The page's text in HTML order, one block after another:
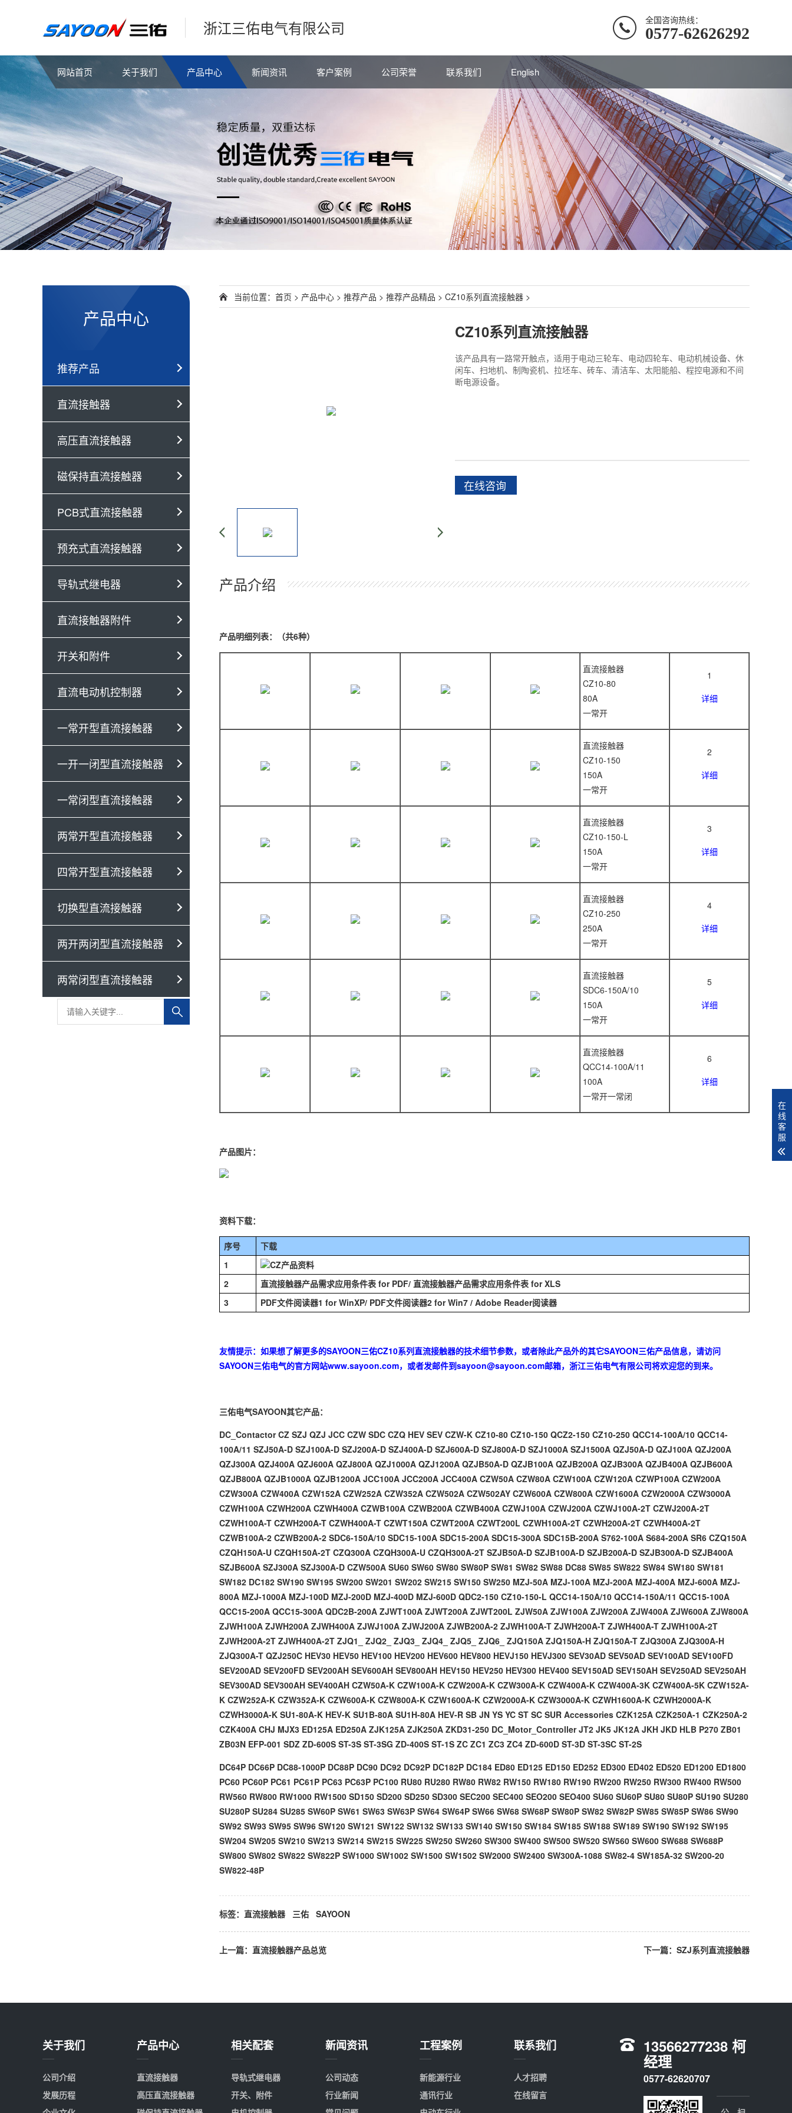
浙江三佑电气有限公司 全国咨询热线：
0577-62626292
网站首页 关于我们 产品中心 新闻资讯 客户案例 公司荣誉 联系我们 English
产品中心
推荐产品
直流接触器
高压直流接触器
磁保持直流接触器
PCB式直流接触器
预充式直流接触器
导轨式继电器
直流接触器附件
开关和附件
直流电动机控制器
一常开型直流接触器
一开一闭型直流接触器
一常闭型直流接触器
两常开型直流接触器
四常开型直流接触器
切换型直流接触器
两开两闭型直流接触器
两常闭型直流接触器
当前位置： 首页 > 产品中心 > 推荐产品 > 推荐产品精品 > CZ10系列直流接触器 >
CZ10系列直流接触器
该产品具有一路常开触点，适用于电动三轮车、电动四轮车、电动机械设备、休
闲车、扫地机、制陶瓷机、拉坯车、砖车、清洁车、太阳能船、程控电源和不间
断电源设备。
在线咨询
产品介绍
产品明细列表：（共6种）
直流接触器
CZ10-80
80A
一常开
1
详细
直流接触器
CZ10-150
150A
一常开
2
详细
直流接触器
CZ10-150-L
150A
一常开
3
详细
直流接触器
CZ10-250
250A
一常开
4
详细
直流接触器
SDC6-150A/10
150A
一常开
5
详细
直流接触器
QCC14-100A/11
100A
一常开一常闭
6
详细
产品图片：
资料下载：
序号
下载
1
CZ产品资料
2
直流接触器产品需求应用条件表 for PDF/ 直流接触器产品需求应用条件表 for XLS
3
PDF文件阅读器1 for WinXP/ PDF文件阅读器2 for Win7 / Adobe Reader阅读器
友情提示：如果想了解更多的SAYOON三佑CZ10系列直流接触器的技术细节参数，或者除此产品外的其它SAYOON三佑产品信息，请访问
SAYOON三佑电气的官方网站www.sayoon.com，或者发邮件到sayoon@sayoon.com邮箱，浙江三佑电气有限公司将欢迎您的到来。
三佑电气SAYOON其它产品：
DC_ContactorCZ SZJ QZJ JCC CZW SDC CZQ HEV SEV CZW-K CZ10-80 CZ10-150 QCZ2-150 CZ10-250 QCC14-100A/10 QCC14-
100A/11 SZJ50A-D SZJ100A-D SZJ200A-D SZJ400A-D SZJ600A-D SZJ800A-D SZJ1000A SZJ1500A QZJ50A-D QZJ100A QZJ200A
QZJ300A QZJ400A QZJ600A QZJ800A QZJ1000A QZJ1200A QZJB50A-D QZJB100A QZJB200A QZJB300A QZJB400A QZJB600A
QZJB800A QZJB1000A QZJB1200A JCC100A JCC200A JCC400A CZW50A CZW80A CZW100A CZW120A CZWP100A CZW200A
CZW300A CZW400A CZW152A CZW252A CZW352A CZW502A CZW502AY CZW600A CZW800A CZW1600A CZW2000A CZW3000A
CZWH100A CZWH200A CZWH400A CZWB100A CZWB200A CZWB400A CZWJ100A CZWJ200A CZWJ100A-2T CZWJ200A-2T
CZWH100A-T CZWH200A-T CZWH400A-T CZWT150A CZWT200A CZWT200L CZWH100A-2T CZWH200A-2T CZWH400A-2T
CZWB100A-2 CZWB200A-2 SDC6-150A/10 SDC15-100A SDC15-200A SDC15-300A SDC15B-200A S762-100A S684-200A SR6 CZQ150A
CZQH150A-U CZQH150A-2T CZQ300A CZQH300A-U CZQH300A-2T SZJB50A-D SZJB100A-D SZJB200A-D SZJB300A-D SZJB400A
SZJB600A SZJ300A SZJ300A-D CZW500A SU60 SW60 SW80 SW80P SW81 SW82 SW88 DC88 SW85 SW822 SW84 SW180 SW181
SW182 DC182 SW190 SW195 SW200 SW201 SW202 SW215 SW150 SW250 MZJ-50A MZJ-100A MZJ-200A MZJ-400A MZJ-600A MZJ-
800A MZJ-1000A MZJ-100D MZJ-200D MZJ-400D MZJ-600D QDC2-150 CZ10-150-L QCC14-150A/10 QCC14-150A/11 QCC15-100A
QCC15-200A QCC15-300A QDC2B-200A ZJWT100A ZJWT200A ZJWT200L ZJW50A ZJW100A ZJW200A ZJW400A ZJW600A ZJW800A
ZJWH100A ZJWH200A ZJWH400A ZJWJ100A ZJWJ200A ZJWB200A-2 ZJWH100A-T ZJWH200A-T ZJWH400A-T ZJWH100A-2T
ZJWH200A-2T ZJWH400A-2T ZJQ1_ ZJQ2_ ZJQ3_ ZJQ4_ ZJQ5_ ZJQ6_ ZJQ150A ZJQ150A-H ZJQ150A-T ZJQ300A ZJQ300A-H
ZJQ300A-T QZJ250C HEV30 HEV50 HEV100 HEV200 HEV600 HEV800 HEVJ150 HEVJ300 SEV30AD SEV50AD SEV100AD SEV100FD
SEV200AD SEV200FD SEV200AH SEV600AH SEV800AH HEV150 HEV250 HEV300 HEV400 SEV150AD SEV150AH SEV250AD SEV250AH
SEV300AD SEV300AH SEV400AH CZW50A-K CZW100A-K CZW200A-K CZW300A-K CZW400A-K CZW400A-3K CZW400A-5K CZW152A-
K CZW252A-K CZW352A-K CZW600A-K CZW800A-K CZW1600A-K CZW2000A-K CZW3000A-K CZWH1600A-K CZWH2000A-K
CZWH3000A-K SU1-80A-K HEV-K SU1B-80A SU1H-80A HEV-R SB JN YS YC ST SC SUR Accessories CZK125A CZK250A-1 CZK250A-2
CZK400A CHJ MJX3 ED125A ED250A ZJK125A ZJK250A ZKD31-250 DC_Motor_ControllerJT2 JK5 JK12A JKH JKD HLB P270 ZB01
ZB03N EFP-001 SDZ ZD-600S ST-3S ST-3SG ZD-400S ST-1S ZC ZC1 ZC3 ZC4 ZD-600D ST-3D ST-3SC ST-2S
DC64P DC66P DC88-1000P DC88P DC90 DC92 DC92P DC182P DC184 ED80 ED125 ED150 ED252 ED300 ED402 ED520 ED1200 ED1800
PC60 PC60P PC61 PC61P PC63 PC63P PC100 RU80 RU280 RW80 RW82 RW150 RW180 RW190 RW200 RW250 RW300 RW400 RW500
RW560 RW800 RW1000 RW1500 SD150 SD200 SD250 SD300 SEC200 SEC400 SEO200 SEO400 SU60 SU60P SU80 SU80P SU190 SU280
SU280P SU284 SU285 SW60P SW61 SW63 SW63P SW64 SW64P SW66 SW68 SW68P SW80P SW82 SW82P SW85 SW85P SW86 SW90
SW92 SW93 SW95 SW96 SW120 SW121 SW122 SW132 SW133 SW140 SW150 SW184 SW185 SW188 SW189 SW190 SW192 SW195
SW204 SW205 SW210 SW213 SW214 SW215 SW225 SW250 SW260 SW300 SW400 SW500 SW520 SW560 SW600 SW688 SW688P
SW800 SW802 SW822 SW822P SW1000 SW1002 SW1500 SW1502 SW2000 SW2400 SW300A-1088 SW82-4 SW185A-32 SW200-20
SW822-48P
标签： 直流接触器 三佑 SAYOON
上一篇： 直流接触器产品总览 下一篇： SZJ系列直流接触器
关于我们
公司介绍
发展历程
产品中心
直流接触器
高压直流接触器
相关配套
导轨式继电器
开关、附件
新闻资讯
公司动态
行业新闻
工程案例
新能源行业
通讯行业
联系我们
人才招聘
在线留言
13566277238 柯
经理
0577-62620707
在
线
客
服